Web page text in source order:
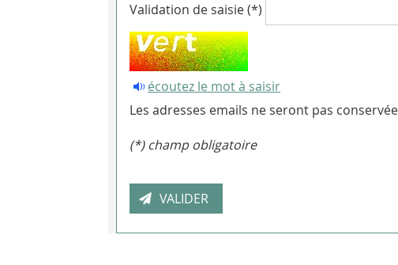
Validation de saisie (*)
écoutez le mot à saisir
Les adresses emails ne seront pas
(*) champ obligatoire